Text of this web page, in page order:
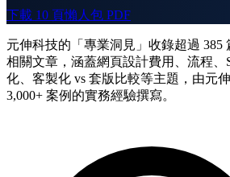
下載 10 頁懶人包 PDF
元伸科技的「專業洞見」收錄超過 385
相關文章，涵蓋網頁設計費用、流程
化、客製化 vs 套版比較等主題，由元伸
3,000+ 案例的實務經驗撰寫。